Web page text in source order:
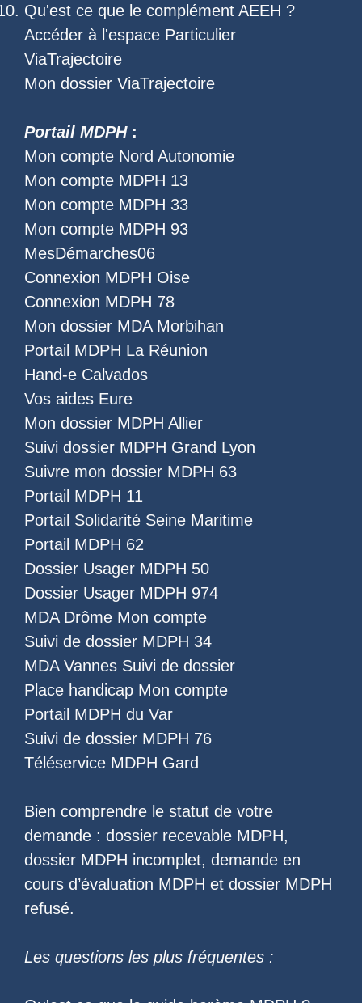
Qu'est ce que le complément AEEH ?
Accéder à l'espace Particulier
ViaTrajectoire
Mon dossier ViaTrajectoire
Portail MDPH:
Mon compte Nord Autonomie
Mon compte MDPH 13
Mon compte MDPH 33
Mon compte MDPH 93
MesDémarches06
Connexion MDPH Oise
Connexion MDPH 78
Mon dossier MDA Morbihan
Portail MDPH La Réunion
Hand-e Calvados
Vos aides Eure
Mon dossier MDPH Allier
Suivi dossier MDPH Grand Lyon
Suivre mon dossier MDPH 63
Portail MDPH 11
Portail Solidarité Seine Maritime
Portail MDPH 62
Dossier Usager MDPH 50
Dossier Usager MDPH 974
MDA Drôme Mon compte
Suivi de dossier MDPH 34
MDA Vannes Suivi de dossier
Place handicap Mon compte
Portail MDPH du Var
Suivi de dossier MDPH 76
Téléservice MDPH Gard
Bien comprendre le statut de votre
demande : dossier recevable MDPH,
dossier MDPH incomplet, demande en
cours d’évaluation MDPH et dossier MDPH
refusé.
Les questions les plus fréquentes :